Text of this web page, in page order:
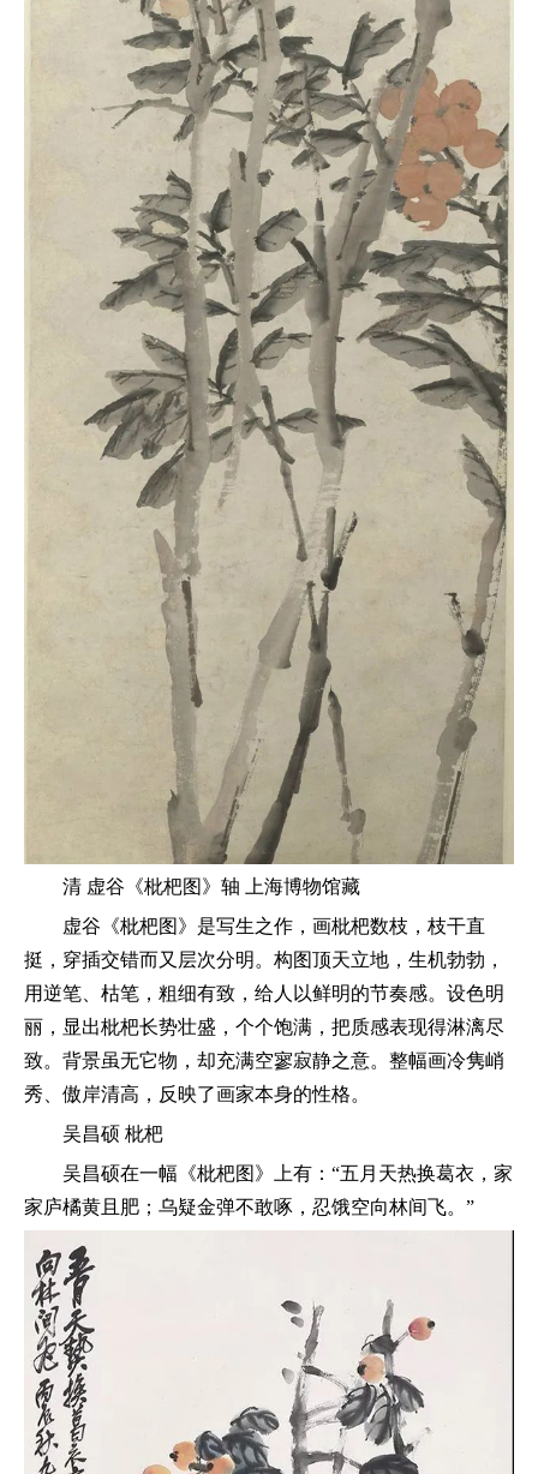
清 虚谷《枇杷图》轴 上海博物馆藏
虚谷《枇杷图》是写生之作，画枇杷数枝，枝干直
挺，穿插交错而又层次分明。构图顶天立地，生机勃勃，
用逆笔、枯笔，粗细有致，给人以鲜明的节奏感。设色明
丽，显出枇杷长势壮盛，个个饱满，把质感表现得淋漓尽
致。背景虽无它物，却充满空寥寂静之意。整幅画冷隽峭
秀、傲岸清高，反映了画家本身的性格。
吴昌硕 枇杷
吴昌硕在一幅《枇杷图》上有：“五月天热换葛衣，家
家庐橘黄且肥；乌疑金弹不敢啄，忍饿空向林间飞。”